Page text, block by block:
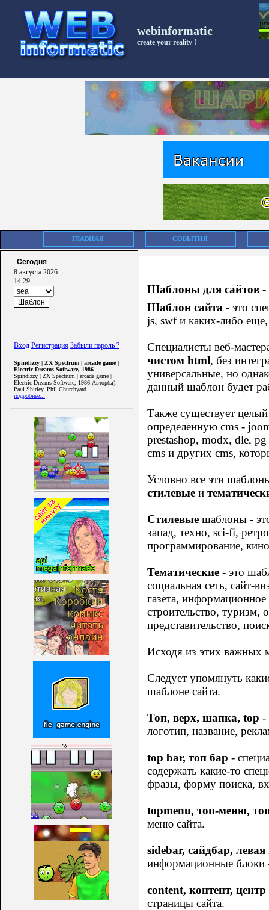
webinformatic
create your reality !
ГЛАВНАЯ СОБЫТИЯ
Сегодня
8 августа 2026
14:29
Вход Регистрация Забыли пароль ?
Spindizzy | ZX Spectrum | arcade game |
Electric Dreams Software, 1986
Spindizzy | ZX Spectrum | arcade game |
Electric Dreams Software, 1986 Автор(ы):
Paul Shirley, Phil Churchyard
подробнее...
Шаблоны для сайтов -
Шаблон сайта - это
js, swf и каких-либо
Специалисты веб-
чистом html, без
универсальные, но
данный шаблон будет
Также существует
определенную cms -
prestashop, modx, dle,
cms и других cms,
Условно все эти
стилевые и
Стилевые шаблоны -
запад, техно, sci-fi,
программирование,
Тематические - это
социальная сеть, сайт-
газета,
строительство, туризм,
представительство,
Исходя из этих важных
Следует упомянуть
шаблоне сайта.
Топ, верх, шапка, top -
логотип, название,
top bar, топ бар -
содержать какие-то
фразы, форму поиска,
topmenu, топ-меню,
меню сайта.
sidebar, сайдбар,
информационные блоки
content, контент, центр
страницы сайта.